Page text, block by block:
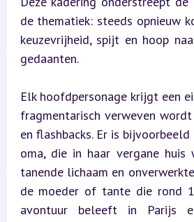
de thematiek: steeds opnieuw
keuzevrijheid, spijt en hoop
gedaanten.
Elk hoofdpersonage krijgt een
fragmentarisch verweven
en flashbacks. Er is
oma, die in haar vergane
tanende lichaam en
de moeder of tante die rond
avontuur beleeft in Parijs